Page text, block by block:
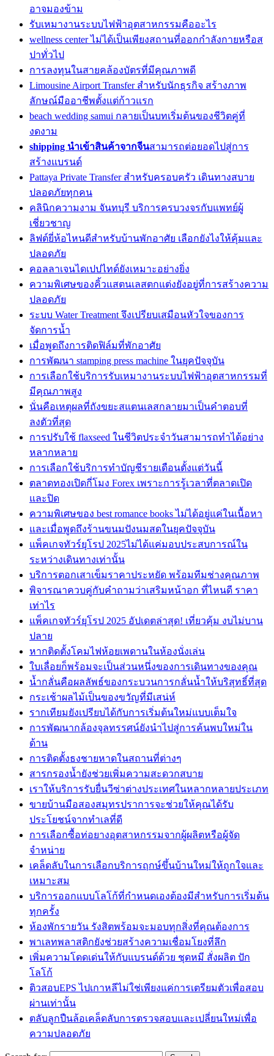
อาจมองข้าม
รับเหมางานระบบไฟฟ้าอุตสาหกรรมคืออะไร
wellness center ไม่ได้เป็นเพียงสถานที่ออกกำลังกายหรือส
ปาทั่วไป
การลงทุนในสายคล้องบัตรที่มีคุณภาพดี
Limousine Airport Transfer สำหรับนักธุรกิจ สร้างภาพ
ลักษณ์มืออาชีพตั้งแต่ก้าวแรก
beach wedding samui กลายเป็นบทเริ่มต้นของชีวิตคู่ที่
งดงาม
shipping นำเข้าสินค้าจากจีนสามารถต่อยอดไปสู่การ
สร้างแบรนด์
Pattaya Private Transfer สำหรับครอบครัว เดินทางสบาย
ปลอดภัยทุกคน
คลินิกความงาม จันทบุรี บริการครบวงจรกับแพทย์ผู้
เชี่ยวชาญ
ลิฟต์ยี่ห้อไหนดีสำหรับบ้านพักอาศัย เลือกยังไงให้คุ้มและ
ปลอดภัย
คอลลาเจนไดเปปไทด์ยังเหมาะอย่างยิ่ง
ความพิเศษของคิ้วแสตนเลสตกแต่งยังอยู่ที่การสร้างความ
ปลอดภัย
ระบบ Water Treatment จึงเปรียบเสมือนหัวใจของการ
จัดการน้ำ
เมื่อพูดถึงการติดฟิล์มที่พักอาศัย
การพัฒนา stamping press machine ในยุคปัจจุบัน
การเลือกใช้บริการรับเหมางานระบบไฟฟ้าอุตสาหกรรมที่
มีคุณภาพสูง
นั่นคือเหตุผลที่ถังขยะสแตนเลสกลายมาเป็นคำตอบที่
ลงตัวที่สุด
การปรับใช้ flaxseed ในชีวิตประจำวันสามารถทำได้อย่าง
หลากหลาย
การเลือกใช้บริการทำบัญชีรายเดือนตั้งแต่วันนี้
ตลาดทองเปิดกี่โมง Forex เพราะการรู้เวลาที่ตลาดเปิด
และปิด
ความพิเศษของ best romance books ไม่ได้อยู่แค่ในเนื้อหา
และเมื่อพูดถึงร้านขนมปังนมสดในยุคปัจจุบัน
แพ็คเกจทัวร์ยุโรป 2025ไม่ได้แค่มอบประสบการณ์ใน
ระหว่างเดินทางเท่านั้น
บริการตอกเสาเข็มราคาประหยัด พร้อมทีมช่างคุณภาพ
พิจารณาควบคู่กับคำถามว่าเสริมหน้าอก ที่ไหนดี ราคา
เท่าไร
แพ็คเกจทัวร์ยุโรป 2025 อัปเดตล่าสุด! เที่ยวคุ้ม งบไม่บาน
ปลาย
หากติดตั้งโคมไฟห้อยเพดานในห้องนั่งเล่น
ใบเลื่อยก็พร้อมจะเป็นส่วนหนึ่งของการเดินทางของคุณ
น้ำกลั่นคือผลลัพธ์ของกระบวนการกลั่นน้ำให้บริสุทธิ์ที่สุด
กระเช้าผลไม้เป็นของขวัญที่มีเสน่ห์
รากเทียมยังเปรียบได้กับการเริ่มต้นใหม่แบบเต็มใจ
การพัฒนากล้องจุลทรรศน์ยังนำไปสู่การค้นพบใหม่ใน
ด้าน
การติดตั้งธงชายหาดในสถานที่ต่างๆ
สารกรองน้ำยังช่วยเพิ่มความสะดวกสบาย
เราให้บริการรับยื่นวีซ่าต่างประเทศในหลากหลายประเภท
ขายบ้านมือสองสมุทรปราการจะช่วยให้คุณได้รับ
ประโยชน์จากทำเลที่ดี
การเลือกซื้อท่อยางอุตสาหกรรมจากผู้ผลิตหรือผู้จัด
จำหน่าย
เคล็ดลับในการเลือกบริการฤกษ์ขึ้นบ้านใหม่ให้ถูกใจและ
เหมาะสม
บริการออกแบบโลโก้ที่กำหนดเองต้องมีสำหรับการเริ่มต้น
ทุกครั้ง
ห้องพักรายวัน รังสิตพร้อมจะมอบทุกสิ่งที่คุณต้องการ
พาเลทพลาสติกยังช่วยสร้างความเชื่อมโยงที่ลึก
เพิ่มความโดดเด่นให้กับแบรนด์ด้วย ชุดหมี สั่งผลิต ปัก
โลโก้
ติวสอบEPS ไปเกาหลีไม่ใช่เพียงแค่การเตรียมตัวเพื่อสอบ
ผ่านเท่านั้น
ตลับลูกปืนล้อเคล็ดลับการตรวจสอบและเปลี่ยนใหม่เพื่อ
ความปลอดภัย